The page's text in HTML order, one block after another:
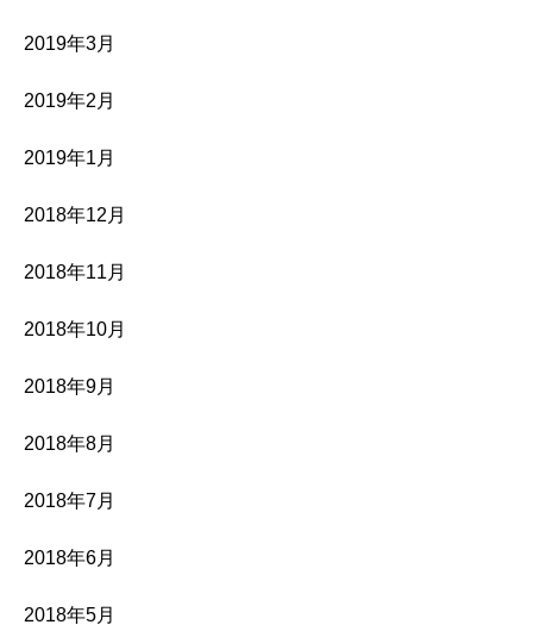
2019年3月
2019年2月
2019年1月
2018年12月
2018年11月
2018年10月
2018年9月
2018年8月
2018年7月
2018年6月
2018年5月